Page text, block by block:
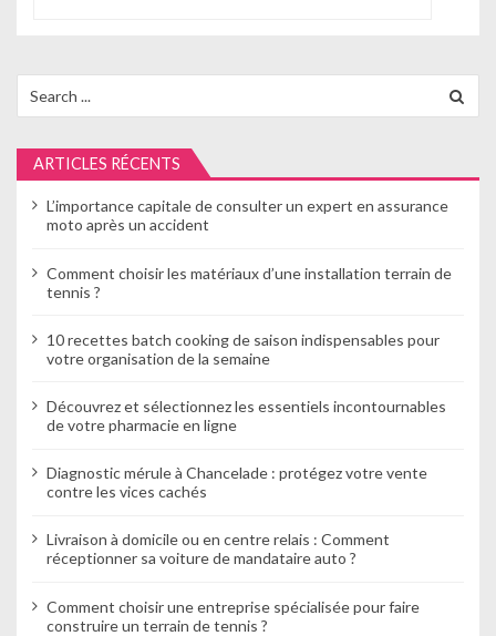
i
o
n
d
l
r
i
e
for:
ARTICLES RÉCENTS
L’importance capitale de consulter un expert en assurance
moto après un accident
Comment choisir les matériaux d’une installation terrain de
tennis ?
10 recettes batch cooking de saison indispensables pour
votre organisation de la semaine
Découvrez et sélectionnez les essentiels incontournables
de votre pharmacie en ligne
Diagnostic mérule à Chancelade : protégez votre vente
contre les vices cachés
Livraison à domicile ou en centre relais : Comment
réceptionner sa voiture de mandataire auto ?
Comment choisir une entreprise spécialisée pour faire
construire un terrain de tennis ?